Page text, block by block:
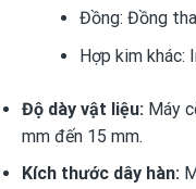
Đồng: Đồng
Hợp kim khác:
Độ dày vật liệu:Máy
mm đến 15 mm.
Kích thước dây hàn: